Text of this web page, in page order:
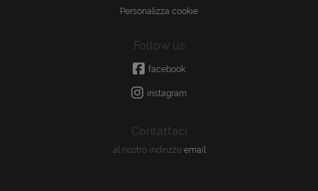
Personalizza cookie
Follow us
facebook
instagram
Contattaci
al nostro indirizzo email